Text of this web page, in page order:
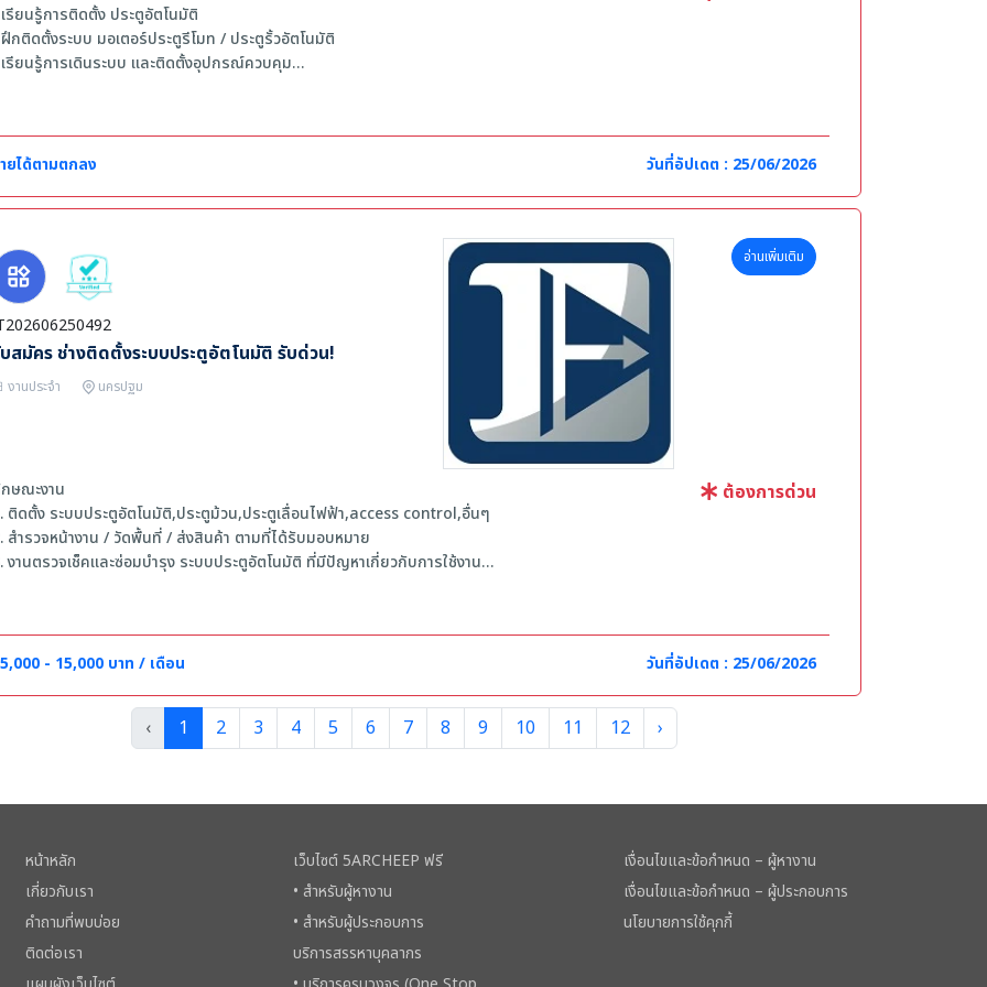
รียนรู้การติดตั้ง ประตูอัตโนมัติ
กติดตั้งระบบ มอเตอร์ประตูรีโมท / ประตูรั้วอัตโนมัติ
รียนรู้การเดินระบบ และติดตั้งอุปกรณ์ควบคุม
สมบัติผู้สมัคร
ำลังศึกษาในสาขา ไฟฟ้า / อิเล็กทรอนิกส์ / เมคคาทรอนิกส์ / ช่างเทคนิค หรือสาขาที่เกี่ยวข้อง
ามารถเดินทางไปทำงานหน้างานได้
ยได้ตามตกลง วันที่อัปเดต : 25/06/2026
สมัคร ช่างติดตั้งระบบประตูอัตโนมัติ รับด่วน!
งานประจำ นครปฐม
อ่านเพิ่มเติม
ษณะงาน
ติดตั้ง ระบบประตูอัตโนมัติ,ประตูม้วน,ประตูเลื่อนไฟฟ้า,access control,อื่นๆ
สำรวจหน้างาน / วัดพื้นที่ / ส่งสินค้า ตามที่ได้รับมอบหมาย
งานตรวจเช็คเเละซ่อมบำรุง ระบบประตูอัตโนมัติ ที่มีปัญหาเกี่ยวกับการใช้งาน
ความสามารถในการทำงานเป็นทีมและประสานงานกับผู้อื่นในองค์กร
งานอื่น ๆ ที่ได้รับมอบหมาย
สามารถเดินทางออกต่างจังหวัดได้ บางครั้ง
6. หากมีประสบการณ์ด้านงานเหล็ก กระจกอลูมิเนียม (พิจารณาเป็นพิเศษ)
7. มีความรู้ มีทักษะในการแก้ปัญหา ชอบค้นคว้าศึกษาอุปกรณ์อิเล็กทรอนิกส์
8. มีความรับผิดชอบต่อหน้าที่ มีความละเอียดรอบคอบ ช่างสังเกตุ
9. ขับรถยนต์เกียร์ธรรมดาได้ มีใบอนุญาตขับขี่รถยนต์
ต้องการด่วน
- 15,000 บาท / เดือน วันที่อัปเดต : 25/06/2026
‹ 1 2 3 4 5 6 7 8 9 10 11 12 ›
หน้าหลัก
เกี่ยวกับเรา
คำถามที่พบบ่อย
ติดต่อเรา
เว็บไซต์ 5ARCHEEP ฟรี
• สำหรับผู้หางาน
• สำหรับผู้ประกอบการ
บริการสรรหาบุคลากร
เงื่อนไขและข้อกำหนด – ผู้หางาน
เงื่อนไขและข้อกำหนด – ผู้ประกอบการ
นโยบายการใช้คุกกี้